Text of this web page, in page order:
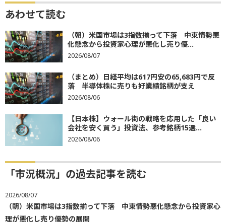
あわせて読む
（朝）米国市場は3指数揃って下落 中東情勢悪
化懸念から投資家心理が悪化し売り優...
2026/08/07
（まとめ）日経平均は617円安の65,683円で反
落 半導体株に売りも好業績銘柄が支え
2026/08/06
【日本株】ウォール街の戦略を応用した「良い
会社を安く買う」投資法、参考銘柄15選...
2026/08/06
「市況概況」の過去記事を読む
2026/08/07
（朝）米国市場は3指数揃って下落 中東情勢悪化懸念から投資家心
理が悪化し売り優勢の展開